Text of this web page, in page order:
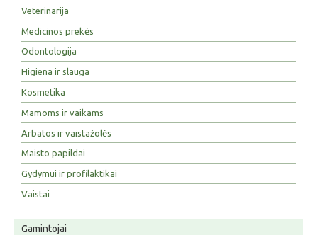
Veterinarija
Medicinos prekės
Odontologija
Higiena ir slauga
Kosmetika
Mamoms ir vaikams
Arbatos ir vaistažolės
Maisto papildai
Gydymui ir profilaktikai
Vaistai
Gamintojai